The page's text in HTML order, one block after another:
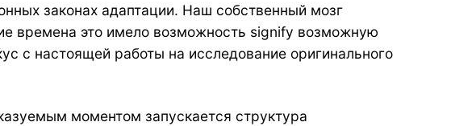
законах адаптации. Наш собственный мозг
времена это имело возможность signify возможную
с настоящей работы на исследование оригинального
моментом запускается структура